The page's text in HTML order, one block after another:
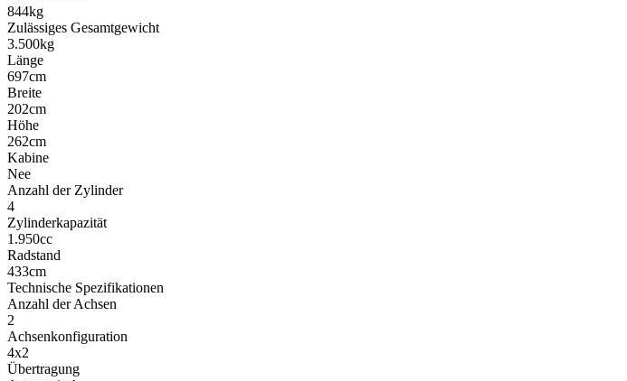
844kg
Zulässiges Gesamtgewicht
3.500kg
Länge
697cm
Breite
202cm
Höhe
262cm
Kabine
Nee
Anzahl der Zylinder
4
Zylinderkapazität
1.950cc
Radstand
433cm
Technische Spezifikationen
Anzahl der Achsen
2
Achsenkonfiguration
4x2
Übertragung